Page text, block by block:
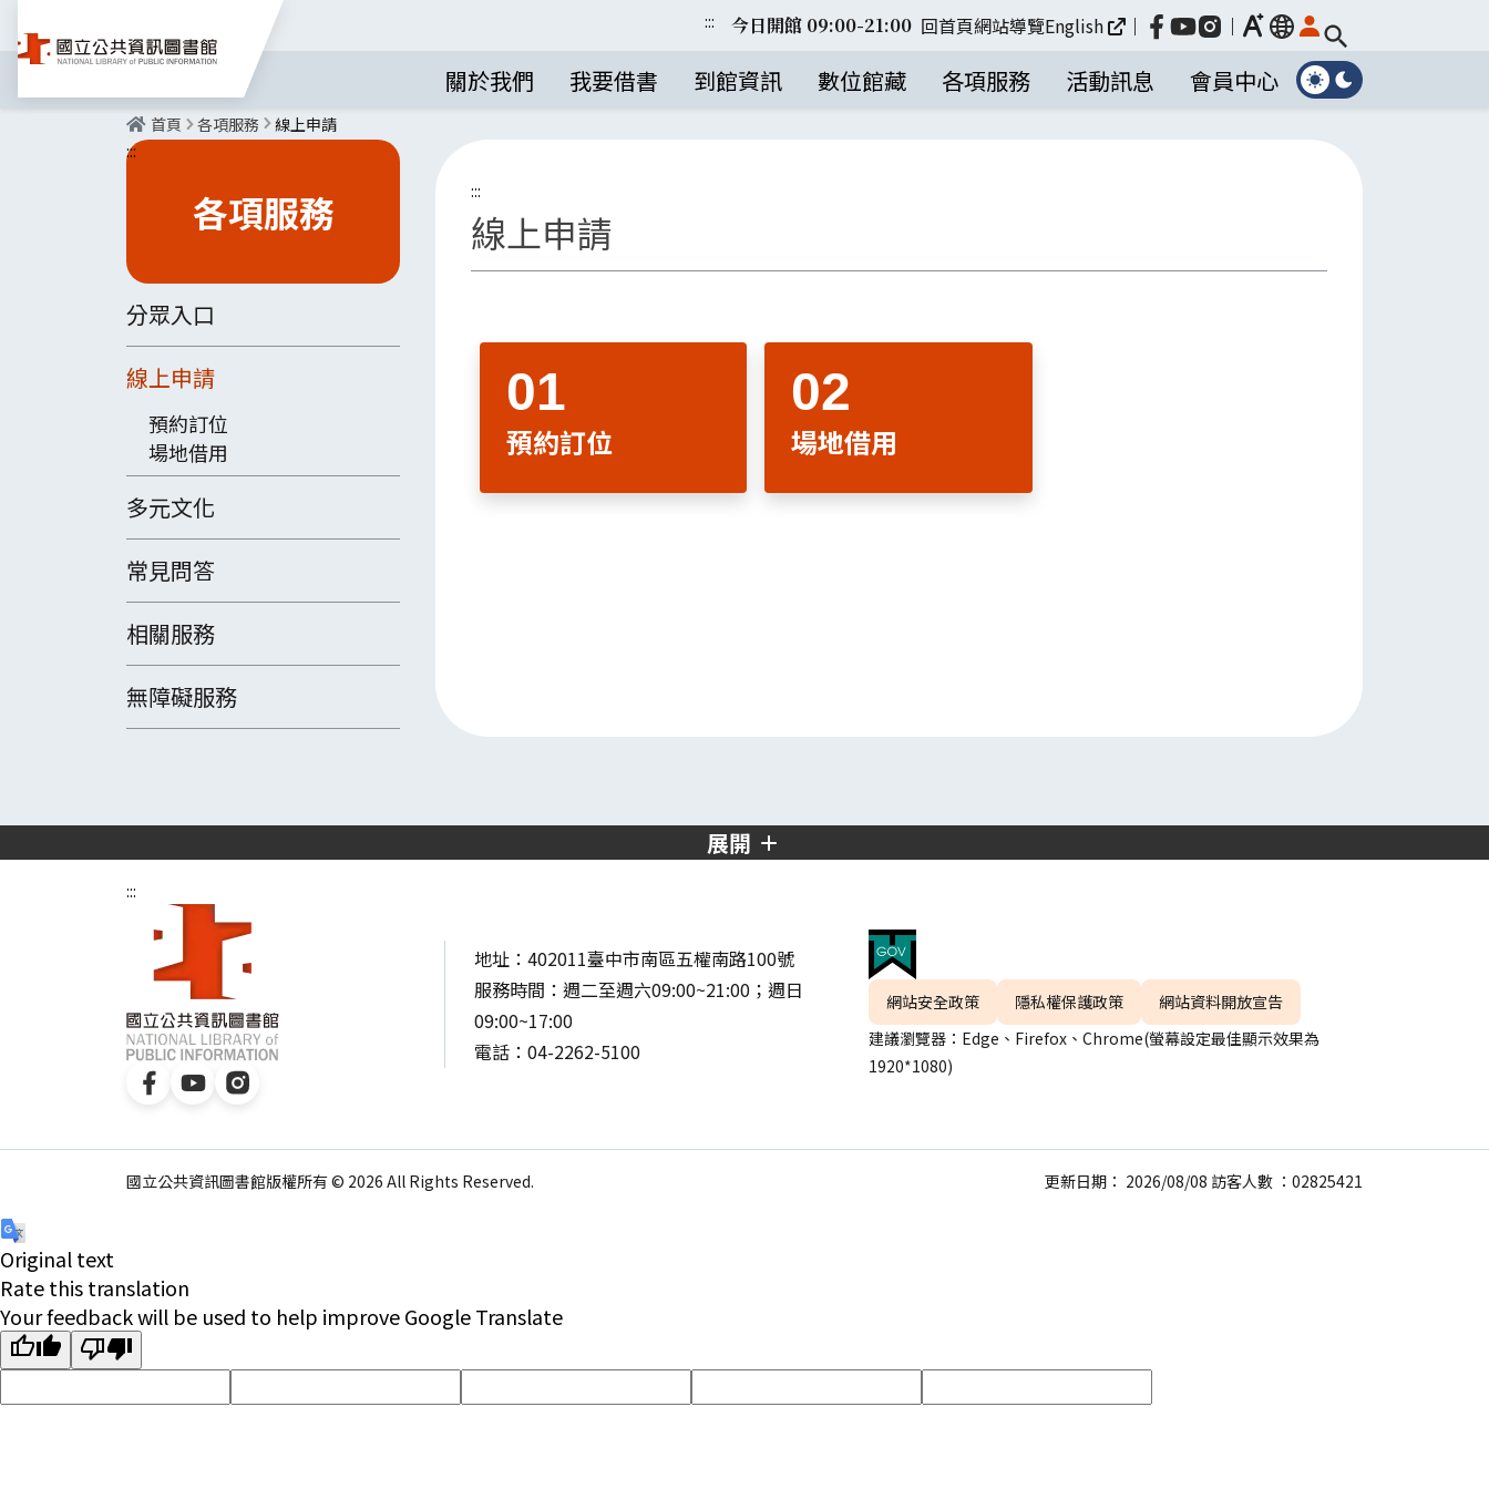
::: 今日開館 09:00-21:00 回首頁網站導覽English ｜ ｜ 放大
language
關於我們 我要借書 到館資訊 數位館藏 各項服務 活動訊息 會員中心
首頁 各項服務
線上申請
:::
各項服務
分眾入口
線上申請
預約訂位
場地借用
多元文化
常見問答
相關服務
無障礙服務
:::
線上申請
預約訂位 場地借用
展開
:::
地址：402011臺中市南區五權南路100號
服務時間：週二至週六09:00~21:00；週日
09:00~17:00
電話：04-2262-5100
網站安全政策 隱私權保護政策
網站資料開放宣告
建議瀏覽器：Edge、Firefox、Chrome(螢幕設定最佳顯示效果為
1920*1080)
國立公共資訊圖書館版權所有 © 2026 All Rights Reserved. 更新日期： 2026/08/08 訪客人數 ：02825421
Original text
Rate this translation
Your feedback will be used to help improve Google Translate